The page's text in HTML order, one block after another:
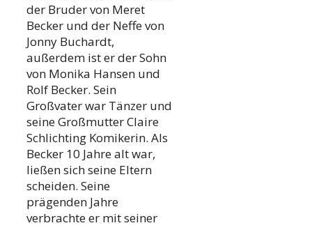
der Bruder von Meret
Becker und der Neffe von
Jonny Buchardt,
außerdem ist er der Sohn
von Monika Hansen und
Rolf Becker. Sein
Großvater war Tänzer und
seine Großmutter Claire
Schlichting Komikerin. Als
Becker 10 Jahre alt war,
ließen sich seine Eltern
scheiden. Seine
prägenden Jahre
verbrachte er mit seiner